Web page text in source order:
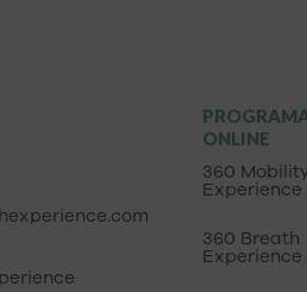
ONLINE
360
Experience
360 Breath
Experience